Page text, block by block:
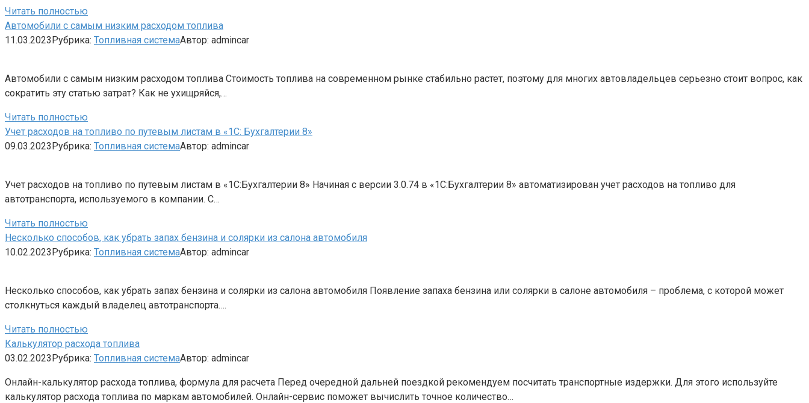
Читать полностью
Автомобили с самым низким расходом топлива
11.03.2023Рубрика: Топливная системаАвтор: admincar
Автомобили с самым низким расходом топлива Стоимость топлива на современном рынке стабильно растет, поэтому для многих автовладельцев серьезно стоит вопрос, как
сократить эту статью затрат? Как не ухищряйся,…
Читать полностью
Учет расходов на топливо по путевым листам в «1С: Бухгалтерии 8»
09.03.2023Рубрика: Топливная системаАвтор: admincar
Учет расходов на топливо по путевым листам в «1С:Бухгалтерии 8» Начиная с версии 3.0.74 в «1С:Бухгалтерии 8» автоматизирован учет расходов на топливо для
автотранспорта, используемого в компании. С…
Читать полностью
Несколько способов, как убрать запах бензина и солярки из салона автомобиля
10.02.2023Рубрика: Топливная системаАвтор: admincar
Несколько способов, как убрать запах бензина и солярки из салона автомобиля Появление запаха бензина или солярки в салоне автомобиля – проблема, с которой может
столкнуться каждый владелец автотранспорта….
Читать полностью
Калькулятор расхода топлива
03.02.2023Рубрика: Топливная системаАвтор: admincar
Онлайн-калькулятор расхода топлива, формула для расчета Перед очередной дальней поездкой рекомендуем посчитать транспортные издержки. Для этого используйте
калькулятор расхода топлива по маркам автомобилей. Онлайн-сервис поможет вычислить точное количество…